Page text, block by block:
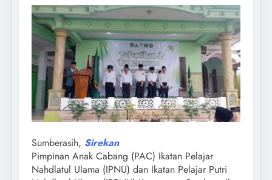
Sumberasih, Sirekan
Pimpinan Anak Cabang (PAC) Ikatan Pelajar
Nahdlatul Ulama (IPNU) dan Ikatan Pelajar Putri